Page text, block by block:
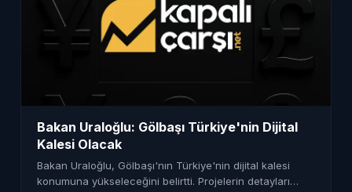
Bakan Uraloğlu: Gölbaşı Türkiye'nin Dijital
Kalesi Olacak
Bakan Uraloğlu, Gölbaşı'nın Türkiye'nin dijital kalesi
konumuna yükseleceğini belirtti. Projelerin detayları